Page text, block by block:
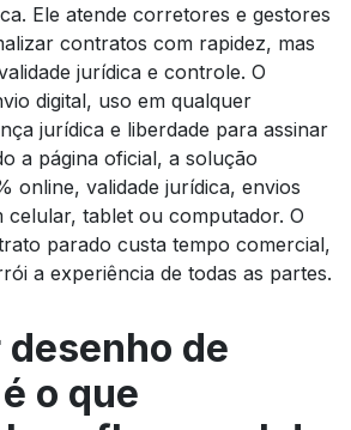
Ele atende corretores e gestores
contratos com rapidez, mas
jurídica e controle. O
digital, uso em qualquer
jurídica e liberdade para assinar
a página oficial, a solução
online, validade jurídica, envios
celular, tablet ou computador. O
parado custa tempo comercial,
a experiência de todas as partes.
desenho de
o que